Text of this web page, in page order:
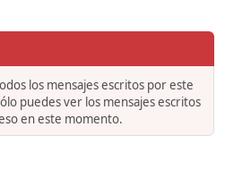
los mensajes escritos por este
puedes ver los mensajes escritos
en este momento.